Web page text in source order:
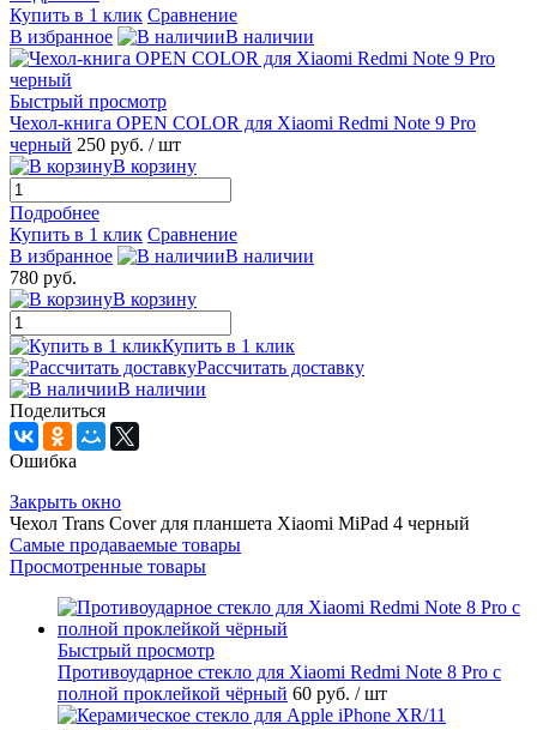
Купить в 1 клик Сравнение
В избранное
В наличии
Быстрый просмотр
Чехол-книга OPEN COLOR для Xiaomi Redmi Note 9 Pro
черный 250 руб. / шт
В корзину
Подробнее
Купить в 1 клик Сравнение
В избранное
В наличии
780 руб.
В корзину
Купить в 1 клик
Рассчитать доставку
В наличии
Поделиться
Ошибка
Закрыть окно
Чехол Trans Cover для планшета Xiaomi MiPad 4 черный
Самые продаваемые товары
Просмотренные товары
Быстрый просмотр
Противоударное стекло для Xiaomi Redmi Note 8 Pro с
полной проклейкой чёрный 60 руб. / шт